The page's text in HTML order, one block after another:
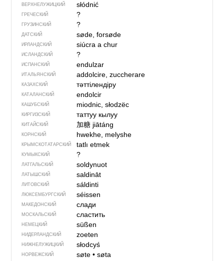
ВЕРХНЕЛУЖИЦКИЙ słódnić
ГРЕЧЕСКИЙ ?
ГРУЗИНСКИЙ ?
ДАТСКИЙ søde, forsøde
ИРЛАНДСКИЙ siúcra a chur
ИСЛАНДСКИЙ ?
ИСПАНСКИЙ endulzar
ИТАЛЬЯНСКИЙ addolcire, zuccherare
КАЗАХСКИЙ тәттілендіру
КАТАЛАНСКИЙ endolcir
КАШУБСКИЙ miodnic, słodzëc
КИРГИЗСКИЙ таттуу кылуу
КИТАЙСКИЙ 加糖 jiātáng
КОРНСКИЙ hwekhe, melyshe
КРЫМСКО­ТАТАРСКИЙ tatlı etmek
КУМЫКСКИЙ ?
ЛАТГАЛЬСКИЙ soldynuot
ЛАТЫШСКИЙ saldināt
ЛИТОВСКИЙ sáldinti
ЛЮКСЕМБУРГСКИЙ séissen
МАКЕДОНСКИЙ слади
МОСКАЛЬСКИЙ сластить
НЕМЕЦКИЙ süßen
НИДЕРЛАНДСКИЙ zoeten
НИЖНЕЛУЖИЦКИЙ słodcyś
НОРВЕЖСКИЙ søte• søta